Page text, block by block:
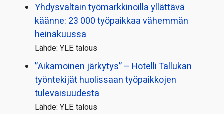
Yhdysvaltain työmarkkinoilla yllättävä
käänne: 23 000 työpaikkaa vähemmän
heinäkuussa
Lähde: YLE talous
”Aikamoinen järkytys” – Hotelli Tallukan
työntekijät huolissaan työpaikkojen
tulevaisuudesta
Lähde: YLE talous